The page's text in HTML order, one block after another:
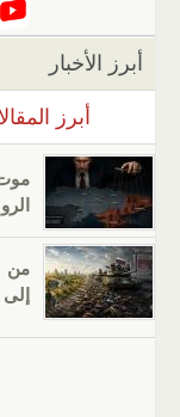
أبرز الأخبار
أبرز
من